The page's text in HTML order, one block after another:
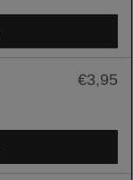
€3,95